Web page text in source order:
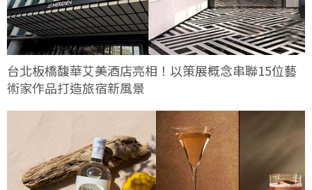
台北板橋馥華艾美酒店亮相！以策展概念串聯15位藝
術家作品打造旅宿新風景